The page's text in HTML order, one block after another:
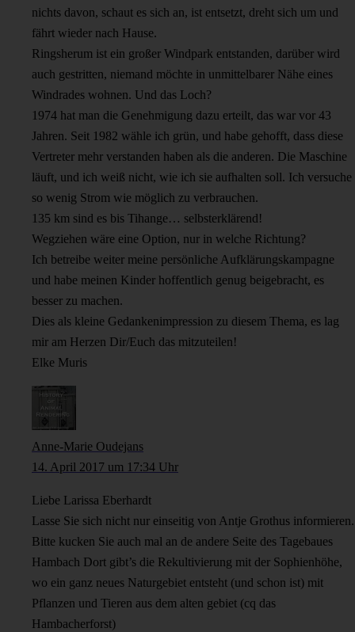
nichts davon, schaut es sich an, ist entsetzt, dreht sich um und
fährt wieder nach Hause.
Ringsherum ist ein großer Windpark entstanden, darüber wird
auch gestritten, niemand möchte in unmittelbarer Nähe eines
Windrades wohnen. Und das Loch?
1974 hat man die Genehmigung dazu erteilt, das war vor 43
Jahren. Seit 1982 wähle ich grün, und habe gehofft, dass diese
Vertreter mehr verstanden haben als die anderen. Die Maschine
läuft, und ich weiß nicht, wie ich sie aufhalten soll. Ich versuche
so wenig Strom wie möglich zu verbrauchen.
135 km sind es bis Tihange… selbsterklärend!
Wegziehen wäre eine Option, nur in welche Richtung?
Ich betreibe weiter meine persönliche Aufklärungskampagne
und habe meinen Kinder hoffentlich genug beigebracht, es
besser zu machen.
Dies als kleine Gedankenimpression zu diesem Thema, es lag
mir am Herzen Dir/Euch das mitzuteilen!
Elke Muris
Anne-Marie Oudejans
14. April 2017 um 17:34 Uhr
Liebe Larissa Eberhardt
Lasse Sie sich nicht nur einseitig von Antje Grothus informieren.
Bitte kucken Sie auch mal an de andere Seite des Tagebaues
Hambach Dort gibt’s die Rekultivierung mit der Sophienhöhe,
wo ein ganz neues Naturgebiet entsteht (und schon ist) mit
Pflanzen und Tieren aus dem alten gebiet (cq das
Hambacherforst)